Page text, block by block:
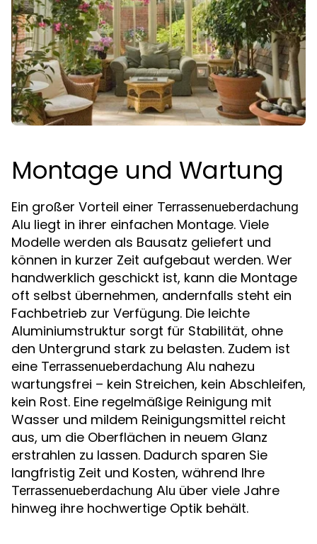
Montage und Wartung
Ein großer Vorteil einer Terrassenueberdachung
Alu liegt in ihrer einfachen Montage. Viele
Modelle werden als Bausatz geliefert und
können in kurzer Zeit aufgebaut werden. Wer
handwerklich geschickt ist, kann die Montage
oft selbst übernehmen, andernfalls steht ein
Fachbetrieb zur Verfügung. Die leichte
Aluminiumstruktur sorgt für Stabilität, ohne
den Untergrund stark zu belasten. Zudem ist
eine Terrassenueberdachung Alu nahezu
wartungsfrei – kein Streichen, kein Abschleifen,
kein Rost. Eine regelmäßige Reinigung mit
Wasser und mildem Reinigungsmittel reicht
aus, um die Oberflächen in neuem Glanz
erstrahlen zu lassen. Dadurch sparen Sie
langfristig Zeit und Kosten, während Ihre
Terrassenueberdachung Alu über viele Jahre
hinweg ihre hochwertige Optik behält.